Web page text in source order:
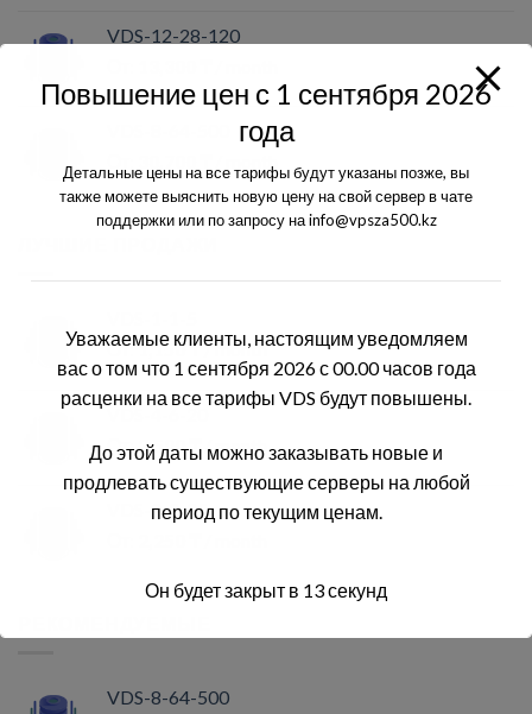
VDS-12-28-120
/ month
От:1,150₸/ month
От:3,500₸ / month
VDS-2-2-25
VDS-8-64-500
Повышение цен с 1 сентября 2026
года
Детальные цены на все тарифы будут указаны позже, вы
также можете выяснить новую цену на свой сервер в чате
поддержки или по запросу на info@vpsza500.kz
Уважаемые клиенты, настоящим уведомляем
вас о том что 1 сентября 2026 с 00.00 часов года
расценки на все тарифы VDS будут повышены.
До этой даты можно заказывать новые и
продлевать существующие серверы на любой
период по текущим ценам.
Он будет закрыт в 12секунд